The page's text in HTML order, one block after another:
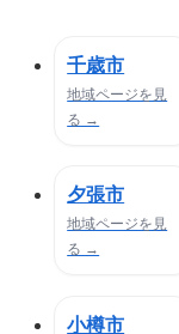
千歳市
地域ページを見
る →
夕張市
地域ページを見
る →
小樽市